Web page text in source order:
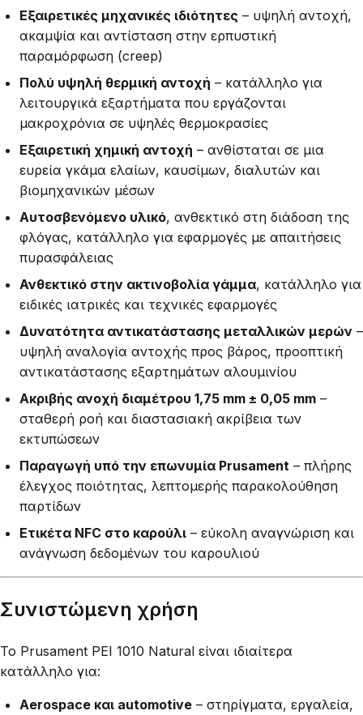
Εξαιρετικές μηχανικές ιδιότητες – υψηλή αντοχή,
ακαμψία και αντίσταση στην ερπυστική
παραμόρφωση (creep)
Πολύ υψηλή θερμική αντοχή – κατάλληλο για
λειτουργικά εξαρτήματα που εργάζονται
μακροχρόνια σε υψηλές θερμοκρασίες
Εξαιρετική χημική αντοχή – ανθίσταται σε μια
ευρεία γκάμα ελαίων, καυσίμων, διαλυτών και
βιομηχανικών μέσων
Αυτοσβενόμενο υλικό, ανθεκτικό στη διάδοση της
φλόγας, κατάλληλο για εφαρμογές με απαιτήσεις
πυρασφάλειας
Ανθεκτικό στην ακτινοβολία γάμμα, κατάλληλο για
ειδικές ιατρικές και τεχνικές εφαρμογές
Δυνατότητα αντικατάστασης μεταλλικών μερών –
υψηλή αναλογία αντοχής προς βάρος, προοπτική
αντικατάστασης εξαρτημάτων αλουμινίου
Ακριβής ανοχή διαμέτρου 1,75 mm ± 0,05 mm –
σταθερή ροή και διαστασιακή ακρίβεια των
εκτυπώσεων
Παραγωγή υπό την επωνυμία Prusament – πλήρης
έλεγχος ποιότητας, λεπτομερής παρακολούθηση
παρτίδων
Ετικέτα NFC στο καρούλι – εύκολη αναγνώριση και
ανάγνωση δεδομένων του καρουλιού
Συνιστώμενη χρήση
Το Prusament PEI 1010 Natural είναι ιδιαίτερα
κατάλληλο για:
Aerospace και automotive – στηρίγματα, εργαλεία,